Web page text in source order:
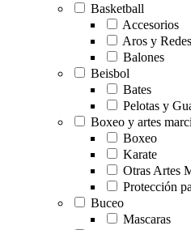
Basketball
Accesorios
Aros y Redes
Balones
Beisbol
Bates
Pelotas y
Boxeo y artes
Boxeo
Karate
Otras Artes
Protección
Buceo
Mascaras